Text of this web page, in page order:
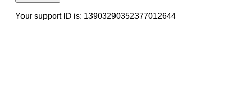
Your support ID is: 13903290352377012644